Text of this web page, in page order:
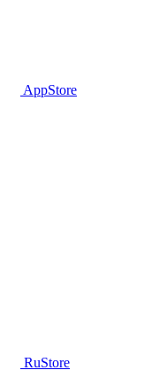
AppStore
RuStore